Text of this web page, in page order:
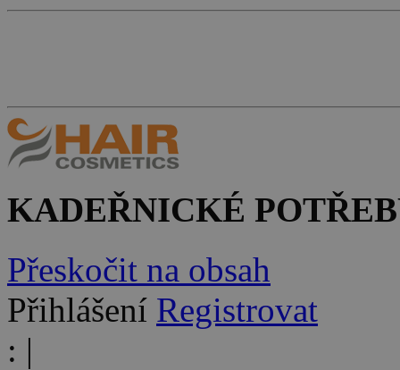
KADEŘNICKÉ
Přeskočit na obsah
Přihlášení Registrovat
: |